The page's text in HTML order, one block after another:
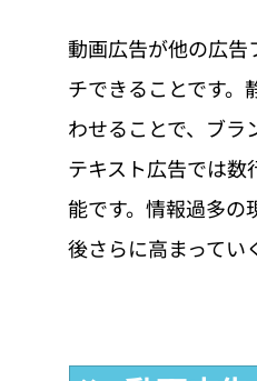
動画広告が他の広
チできることです
わせることで、ブラ
テキスト広告では数
能です。情報過多の
後さらに高まってい